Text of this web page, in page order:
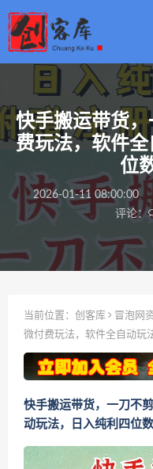
快手搬运带货
费玩法，软件
位
2026-01-11 08:00:00
评论：
当前位置： 创客库 冒泡网
微付费玩法，软件全自动玩
快手搬运带货，一刀不
动玩法，日入纯利四位数